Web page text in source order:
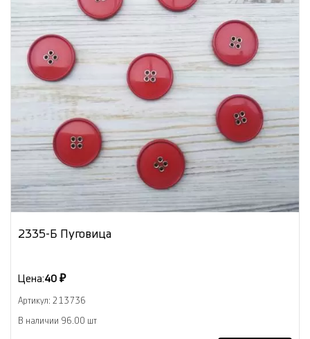
2335-Б Пуговица
Цена:40 ₽
Артикул: 213736
В наличии 96.00 шт